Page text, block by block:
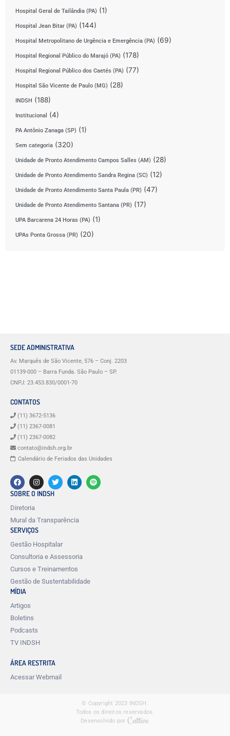
Hospital Geral de Tailândia (PA) (1)
Hospital Jean Bitar (PA) (144)
Hospital Metropolitano de Urgência e Emergência (PA) (69)
Hospital Regional Público do Marajó (PA) (178)
Hospital Regional Público dos Caetés (PA) (77)
Hospital São Vicente de Paulo (MG) (28)
INDSH (188)
Institucional (4)
PA Antônio Zanaga (SP) (1)
Sem categoria (320)
Unidade de Pronto Atendimento Campos Salles (AM) (28)
Unidade de Pronto Atendimento Sandra Regina (SC) (12)
Unidade de Pronto Atendimento Santa Paula (PR) (47)
Unidade de Pronto Atendimento Santana (PR) (17)
UPA Barcarena 24 Horas (PA) (1)
UPAs Ponta Grossa (PR) (20)
SEDE ADMINISTRATIVA
Av. Marquês de São Vicente, 576 – Conj. 2203
01139-000 – Barra Funda. São Paulo – SP.
CNPJ: 23.453.830/0001-70
CONTATOS
(11) 3672-5136
(11) 2367-0081
(11) 2367-0082
contato@indsh.org.br
Calendário de Feriados das Unidades
SOBRE O INDSH
Diretoria
Mural da Transparência
SERVIÇOS
Gestão Hospitalar
Consultoria e Assessoria
Cursos e Treinamentos
Gestão de Sustentabilidade
MÍDIA
Artigos
Boletins
Podcasts
TV INDSH
ÁREA RESTRITA
Acessar Webmail
© Copyright 2023 INDSH.
Todos os direitos reservados.
Desenvolvido por